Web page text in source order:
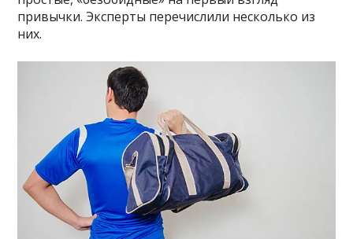
привычки. Эксперты перечислили несколько из
них.